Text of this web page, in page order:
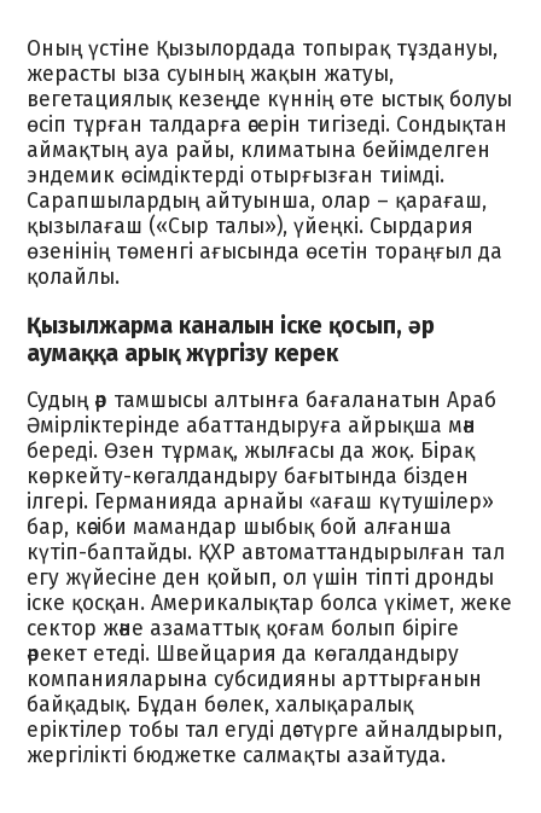
Оның үстіне Қызылордада топырақ тұздануы,
жерасты ыза суының жақын жатуы,
вегетациялық кезеңде күннің өте ыстық болуы
өсіп тұрған талдарға әсерін тигізеді. Сондықтан
аймақтың ауа райы, климатына бейімделген
эндемик өсімдіктерді отырғызған тиімді.
Сарапшылардың айтуынша, олар – қарағаш,
қызылағаш («Сыр талы»), үйеңкі. Сырдария
өзенінің төменгі ағысында өсетін тораңғыл да
қолайлы.
Қызылжарма каналын іске қосып, әр
аумаққа арық жүргізу керек
Судың әр тамшысы алтынға бағаланатын Араб
Әмірліктерінде абаттандыруға айрықша мән
береді. Өзен тұрмақ, жылғасы да жоқ. Бірақ
көркейту-көгалдандыру бағытында бізден
ілгері. Германияда арнайы «ағаш күтушілер»
бар, кәсіби мамандар шыбық бой алғанша
күтіп-баптайды. ҚХР автоматтандырылған тал
егу жүйесіне ден қойып, ол үшін тіпті дронды
іске қосқан. Америкалықтар болса үкімет, жеке
сектор және азаматтық қоғам болып біріге
әрекет етеді. Швейцария да көгалдандыру
компанияларына субсидияны арттырғанын
байқадық. Бұдан бөлек, халықаралық
еріктілер тобы тал егуді дәстүрге айналдырып,
жергілікті бюджетке салмақты азайтуда.